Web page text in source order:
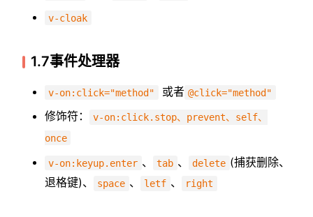
v-cloak
1.7事件处理器
v-on:click="method" 或者 @click="method"
修饰符：
v-on:click.stop、prevent、self、
once
v-on:keyup.enter 、 tab 、 delete (捕获删除、
退格键)、
space 、 letf 、 right